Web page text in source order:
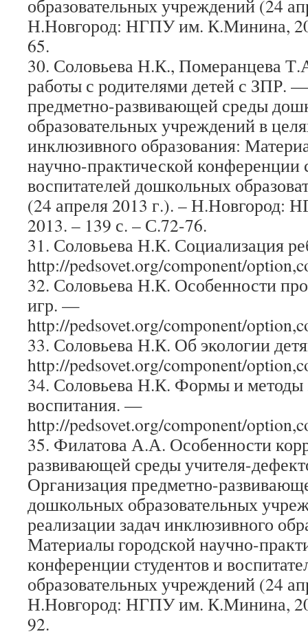
образовательных учреждений (24
Н.Новгород: НГПУ им. К.Минина,
65.
30. Соловьева Н.К., Померанцева
работы с родителями детей с ЗПР.
предметно-развивающей среды
образовательных учреждений в
инклюзивного образования:
научно-практической конференции
воспитателей дошкольных
(24 апреля 2013 г.). –
2013. – 139 с. – С.72-76.
31. Соловьева Н.К. Социализация
http://pedsovet.org/component/
32. Соловьева Н.К. Особенности
игр. —
http://pedsovet.org/component/
33. Соловьева Н.К. Об экологии
http://pedsovet.org/component/
34. Соловьева Н.К. Формы и методы
воспитания. —
http://pedsovet.org/component/
35. Филатова А.А. Особенности
развивающей среды учителя-
Организация предметно-
дошкольных образовательных
реализации задач инклюзивного
Материалы городской научно-
конференции студентов и
образовательных учреждений (24
Н.Новгород: НГПУ им. К.Минина,
92.